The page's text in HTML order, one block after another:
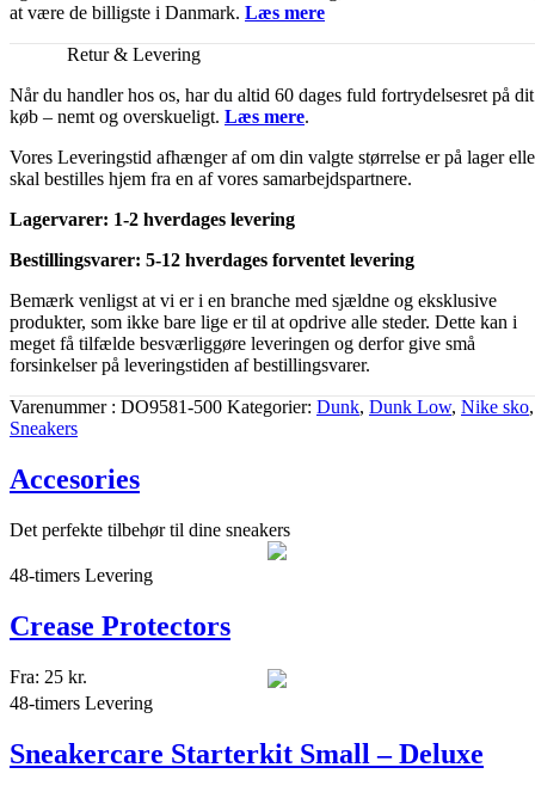
at være de billigste i Danmark. Læs mere
Retur & Levering
Når du handler hos os, har du altid 60 dages fuld fortrydelsesret på dit
køb – nemt og overskueligt. Læs mere.
Vores Leveringstid afhænger af om din valgte størrelse er på lager
skal bestilles hjem fra en af vores samarbejdspartnere.
Lagervarer: 1-2 hverdages levering
Bestillingsvarer: 5-12 hverdages forventet levering
Bemærk venligst at vi er i en branche med sjældne og eksklusive
produkter, som ikke bare lige er til at opdrive alle steder. Dette kan i
meget få tilfælde besværliggøre leveringen og derfor give små
forsinkelser på leveringstiden af bestillingsvarer.
Varenummer DO9581-500 Kategorier Dunk, Dunk Low, Nike sko,
Sneakers
Accesories
Det perfekte tilbehør til dine sneakers
48-timers Levering
Crease Protectors
Fra: 25 kr.
48-timers Levering
Sneakercare Starterkit Small – Deluxe